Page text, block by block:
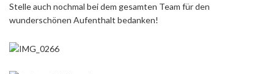
Stelle auch nochmal bei dem gesamten Team für den
wunderschönen Aufenthalt bedanken!